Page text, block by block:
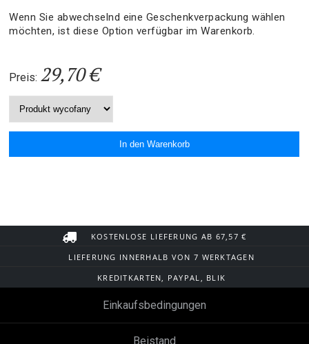
Wenn Sie abwechselnd eine Geschenkverpackung wählen
möchten, ist diese Option verfügbar im Warenkorb.
Preis: 29,70 €
KOSTENLOSE LIEFERUNG AB 67,57 €
LIEFERUNG INNERHALB VON 7 WERKTAGEN
KREDITKARTEN, PAYPAL, BLIK
Einkaufsbedingungen
Beistand